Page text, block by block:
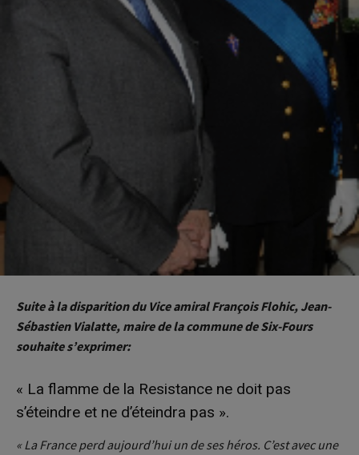
Suite à la disparition du Vice amiral François Flohic, Jean-
Sébastien Vialatte, maire de la commune de Six-Fours
souhaite s’exprimer:
« La flamme de la Resistance ne doit pas
s’éteindre et ne d’éteindra pas ».
« La France perd aujourd’hui un de ses héros. C’est avec une